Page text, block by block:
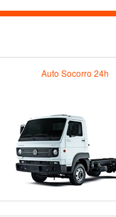
Auto Socorro 24h